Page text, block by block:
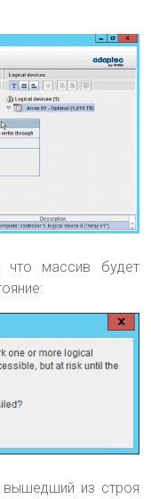
что массив будет
из строя